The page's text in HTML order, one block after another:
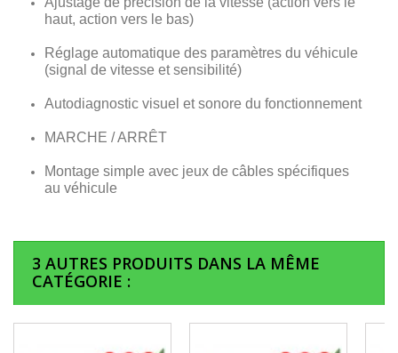
haut, action vers le bas)
Réglage automatique des paramètres du véhicule
(signal de vitesse et sensibilité)
Autodiagnostic visuel et sonore du fonctionnement
MARCHE / ARRÊT
Montage simple avec jeux de câbles spécifiques
au véhicule
3 AUTRES PRODUITS DANS LA MÊME
CATÉGORIE :